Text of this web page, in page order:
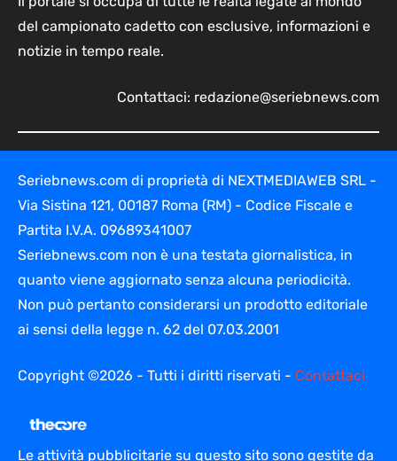
del campionato cadetto con esclusive, informazioni e
notizie in tempo reale.
Contattaci: redazione@seriebnews.com
Seriebnews.com di proprietà di NEXTMEDIAWEB SRL -
Via Sistina 121, 00187 Roma (RM) - Codice Fiscale e
Partita I.V.A. 09689341007
Seriebnews.com non è una testata giornalistica, in
quanto viene aggiornato senza alcuna periodicità.
Non può pertanto considerarsi un prodotto editoriale
ai sensi della legge n. 62 del 07.03.2001
Copyright ©2026 - Tutti i diritti riservati - Contattaci
Le attività pubblicitarie su questo sito sono gestite da